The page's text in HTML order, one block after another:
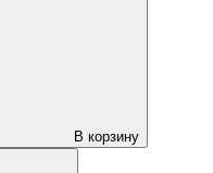
В корзину